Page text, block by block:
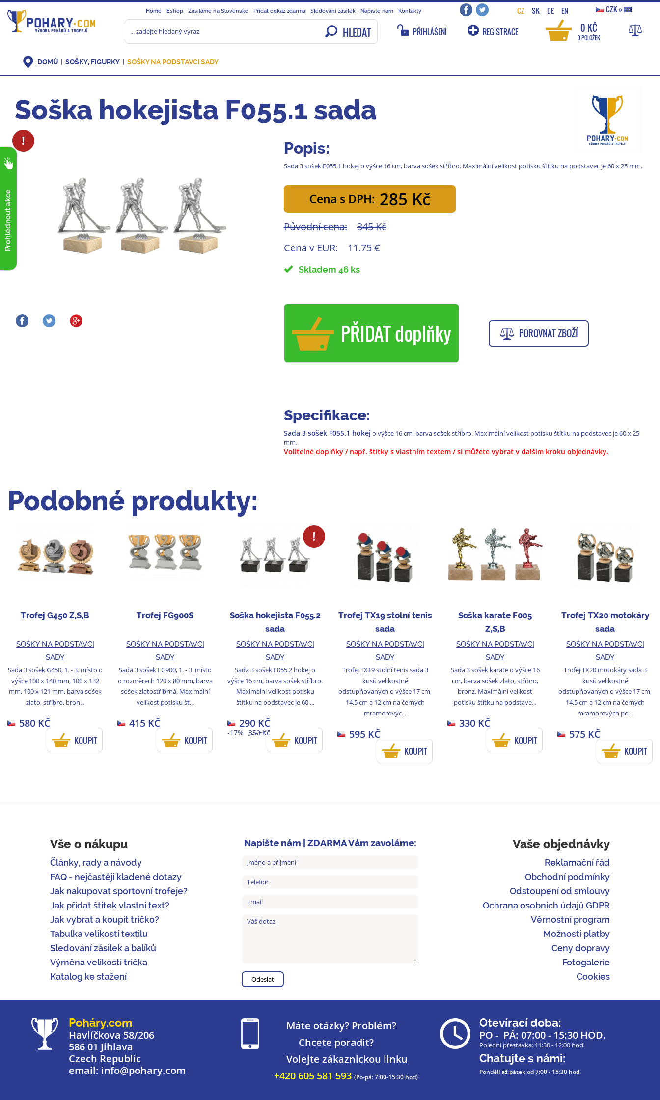
Home Eshop Zasíláme na Slovensko Přidat odkaz zdarma Sledování zásilek Napište nám Kontakty CZ SK DE EN CZK»
HLEDAT PŘIHLÁŠENÍ REGISTRACE 0 KČ
0 POLOŽEK
Prohlédnout akce
DOMŮ SOŠKY, FIGURKY SOŠKY NA PODSTAVCI SADY
Soška hokejista F055.1 sada
Popis:
Sada 3 sošek F055.1 hokej o výšce 16 cm, barva sošek stříbro. Maximální velikost potisku štítku na podstavec je 60 x 25 mm.
Cena s DPH: 285 Kč
Původní cena:
345 Kč
Cena v EUR:
11.75 €
Skladem 46 ks
PŘIDAT doplňky POROVNAT ZBOŽÍ
Specifikace:
Sada 3 sošek F055.1 hokej o výšce 16 cm, barva sošek stříbro. Maximální velikost potisku štítku na podstavec je 60 x 25
mm.
Volitelné doplňky / např. štítky s vlastním textem / si můžete vybrat v dalším kroku objednávky.
Podobné produkty:
Trofej G450 Z,S,B
SOŠKY NA PODSTAVCI
SADY
Sada 3 sošek G450, 1. - 3. místo o
výšce 100 x 140 mm, 100 x 132
mm, 100 x 121 mm, barva sošek
zlato, stříbro, bron...
580 KČ
KOUPIT
Trofej FG900S
SOŠKY NA PODSTAVCI
SADY
Sada 3 sošek FG900, 1. - 3. místo
o rozměrech 120 x 80 mm, barva
sošek zlatostříbrná. Maximální
velikost potisku št...
415 KČ
KOUPIT
Soška hokejista F055.2
sada
SOŠKY NA PODSTAVCI
SADY
Sada 3 sošek F055.2 hokej o
výšce 16 cm, barva sošek stříbro.
Maximální velikost potisku
štítku na podstavec je 60 ...
350 Kč
-17%
290 KČ
KOUPIT
Trofej TX19 stolní tenis
sada
SOŠKY NA PODSTAVCI
SADY
Trofej TX19 stolní tenis sada 3
kusů velikostně
odstupňovaných o výšce 17 cm,
14,5 cm a 12 cm na černých
mramorovýc...
595 KČ
KOUPIT
Soška karate F005
Z,S,B
SOŠKY NA PODSTAVCI
SADY
Sada 3 sošek karate o výšce 16
cm, barva sošek zlato, stříbro,
bronz. Maximální velikost
potisku štítku na podstave...
330 KČ
KOUPIT
Trofej TX20 motokáry
sada
SOŠKY NA PODSTAVCI
SADY
Trofej TX20 motokáry sada 3
kusů velikostně
odstupňovaných o výšce 17 cm,
14,5 cm a 12 cm na černých
mramorových po...
575 KČ
KOUPIT
Vše o nákupu
Články, rady a návody
FAQ - nejčastěji kladené dotazy
Jak nakupovat sportovní trofeje?
Jak přidat štítek vlastní text?
Jak vybrat a koupit tričko?
Tabulka velikostí textilu
Sledování zásilek a balíků
Výměna velikosti trička
Katalog ke stažení
Napište nám | ZDARMA Vám zavoláme: Vaše objednávky
Reklamační řád
Obchodní podmínky
Odstoupení od smlouvy
Ochrana osobních údajů GDPR
Věrnostní program
Možnosti platby
Ceny dopravy
Fotogalerie
Cookies
Poháry.com
Havlíčkova 58/206
586 01 Jihlava
Czech Republic
email: info@pohary.com
Máte otázky? Problém?
Chcete poradit?
Volejte zákaznickou linku
+420 605 581 593 (Po-pá: 7:00-15:30 hod)
Otevírací doba:
PO - PÁ: 07:00 - 15:30 HOD.
Polední přestávka: 11:30 - 12:00 hod.
Chatujte s námi:
Pondělí až pátekod 7:00 - 15:30 hod.